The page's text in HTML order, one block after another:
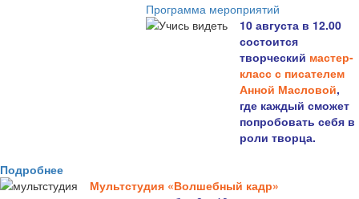
Программа мероприятий
10 августа в 12.00
состоится
творческий мастер-
класс с писателем
Анной Масловой,
где каждый сможет
попробовать себя в
роли творца.
Подробнее
Мультстудия «Волшебный кадр»